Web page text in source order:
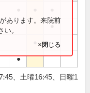
●
●
あります。来院前
。
×閉じる
、土曜16:45、日曜1